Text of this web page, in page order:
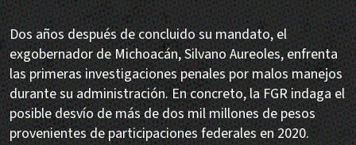
Dos años después de concluido su mandato, el
exgobernador de Michoacán, Silvano Aureoles, enfrenta
las primeras investigaciones penales por malos manejos
durante su administración. En concreto, la FGR indaga el
posible desvío de más de dos mil millones de pesos
provenientes de participaciones federales en 2020.